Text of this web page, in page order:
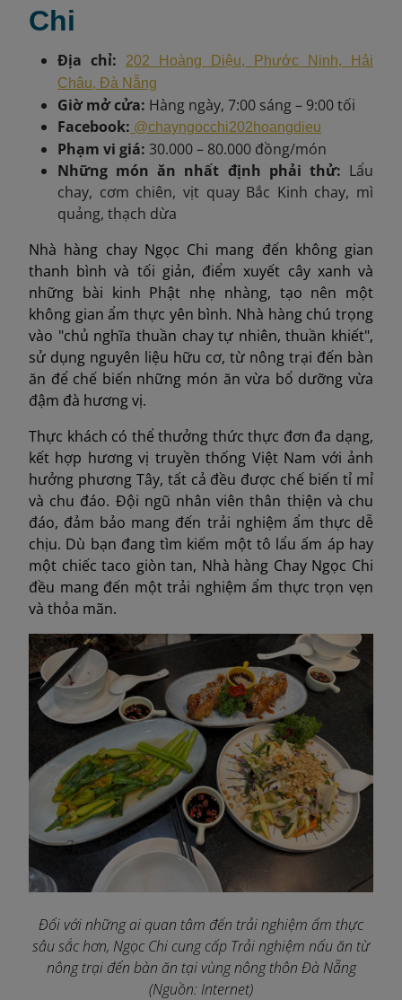
Chi
Địa chỉ:
202 Hoàng Diệu, Phước Ninh, Hải
Châu, Đà Nẵng
Giờ mở cửa: Hàng ngày, 7:00 sáng – 9:00 tối
Facebook: @chayngocchi202hoangdieu
Phạm vi giá: 30.000 – 80.000 đồng/món
Những món ăn nhất định phải thử: Lẩu
chay, cơm chiên, vịt quay Bắc Kinh chay, mì
quảng, thạch dừa
Nhà hàng chay Ngọc Chi mang đến không gian
thanh bình và tối giản, điểm xuyết cây xanh và
những bài kinh Phật nhẹ nhàng, tạo nên một
không gian ẩm thực yên bình. Nhà hàng chú trọng
vào "chủ nghĩa thuần chay tự nhiên, thuần khiết",
sử dụng nguyên liệu hữu cơ, từ nông trại đến bàn
ăn để chế biến những món ăn vừa bổ dưỡng vừa
đậm đà hương vị.
Thực khách có thể thưởng thức thực đơn đa dạng,
kết hợp hương vị truyền thống Việt Nam với ảnh
hưởng phương Tây, tất cả đều được chế biến tỉ mỉ
và chu đáo. Đội ngũ nhân viên thân thiện và chu
đáo, đảm bảo mang đến trải nghiệm ẩm thực dễ
chịu. Dù bạn đang tìm kiếm một tô lẩu ấm áp hay
một chiếc taco giòn tan, Nhà hàng Chay Ngọc Chi
đều mang đến một trải nghiệm ẩm thực trọn vẹn
và thỏa mãn.
Đối với những ai quan tâm đến trải nghiệm ẩm thực
sâu sắc hơn, Ngọc Chi cung cấp Trải nghiệm nấu ăn từ
nông trại đến bàn ăn tại vùng nông thôn Đà Nẵng
(Nguồn: Internet)